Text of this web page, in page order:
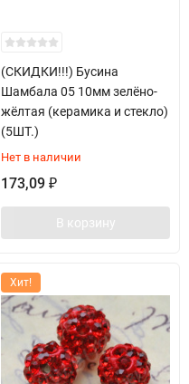
(СКИДКИ!!!) Бусина
Шамбала 05 10мм зелёно-
жёлтая (керамика и стекло)
(5ШТ.)
Нет в наличии
173,09 ₽
В корзину
Хит!